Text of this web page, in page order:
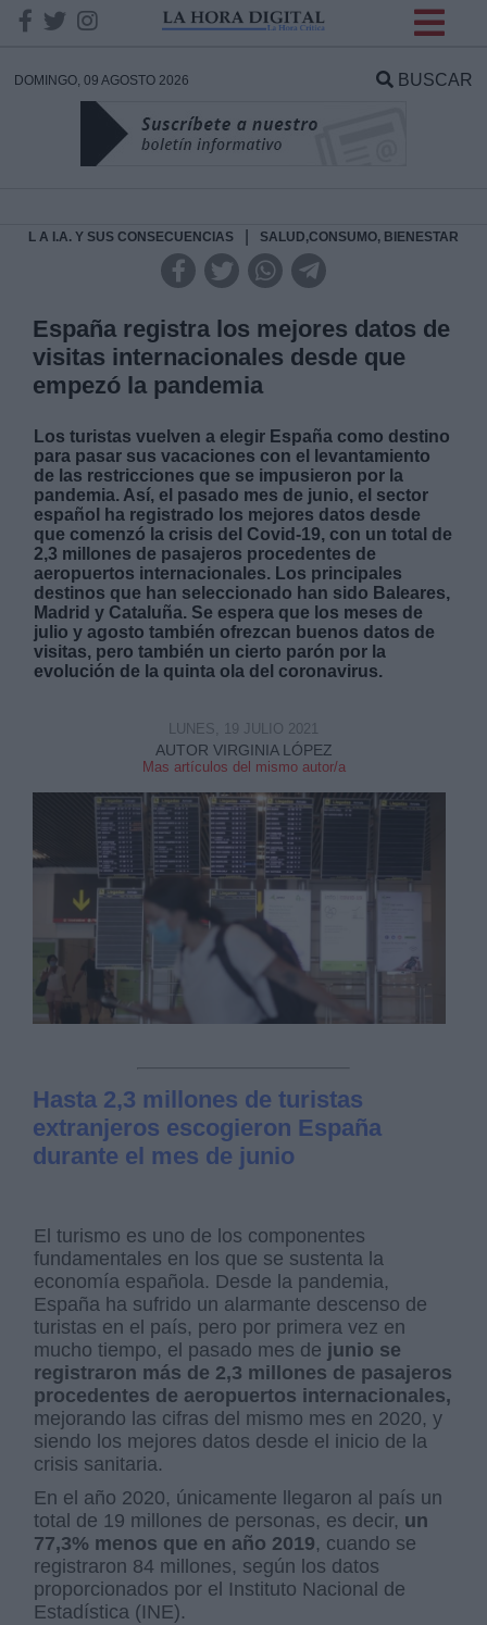
DOMINGO, 09 AGOSTO 2026 BUSCAR
L A I.A. Y SUS CONSECUENCIAS SALUD,CONSUMO, BIENESTAR
España registra los mejores datos de
visitas internacionales desde que
empezó la pandemia
Los turistas vuelven a elegir España como destino
para pasar sus vacaciones con el levantamiento
de las restricciones que se impusieron por la
pandemia. Así, el pasado mes de junio, el sector
español ha registrado los mejores datos desde
que comenzó la crisis del Covid-19, con un total de
2,3 millones de pasajeros procedentes de
aeropuertos internacionales. Los principales
destinos que han seleccionado han sido Baleares,
Madrid y Cataluña. Se espera que los meses de
julio y agosto también ofrezcan buenos datos de
visitas, pero también un cierto parón por la
evolución de la quinta ola del coronavirus.
AUTOR VIRGINIA LÓPEZ
Mas artículos del mismo autor/a
LUNES, 19 JULIO 2021
Hasta 2,3 millones de turistas
extranjeros escogieron España
durante el mes de junio
El turismo es uno de los componentes
fundamentales en los que se sustenta la
economía española. Desde la pandemia,
España ha sufrido un alarmante descenso de
turistas en el país, pero por primera vez en
mucho tiempo, el pasado mes de junio se
registraron más de 2,3 millones de pasajeros
procedentes de aeropuertos internacionales,
mejorando las cifras del mismo mes en 2020, y
siendo los mejores datos desde el inicio de la
crisis sanitaria.
En el año 2020, únicamente llegaron al país un
total de 19 millones de personas, es decir, un
77,3% menos que en año 2019, cuando se
registraron 84 millones, según los datos
proporcionados por el Instituto Nacional de
Estadística (INE).
DATOS
Responsable:
Legitimación:
Destinatarios:
Derechos:
Información adicional